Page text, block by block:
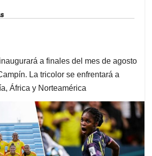
a finales del mes de agosto
La tricolor se enfrentará a
África y Norteamérica